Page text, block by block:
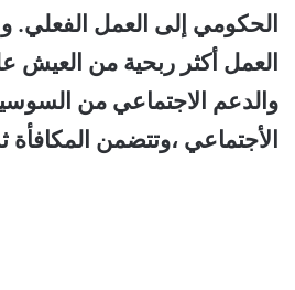
الحكومي إلى العمل الفعلي.
العمل أكثر ربحية من العيش
والدعم الاجتماعي من
الأجتماعي ،وتتضمن المكافأة